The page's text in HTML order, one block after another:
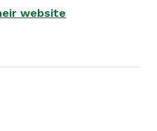
website